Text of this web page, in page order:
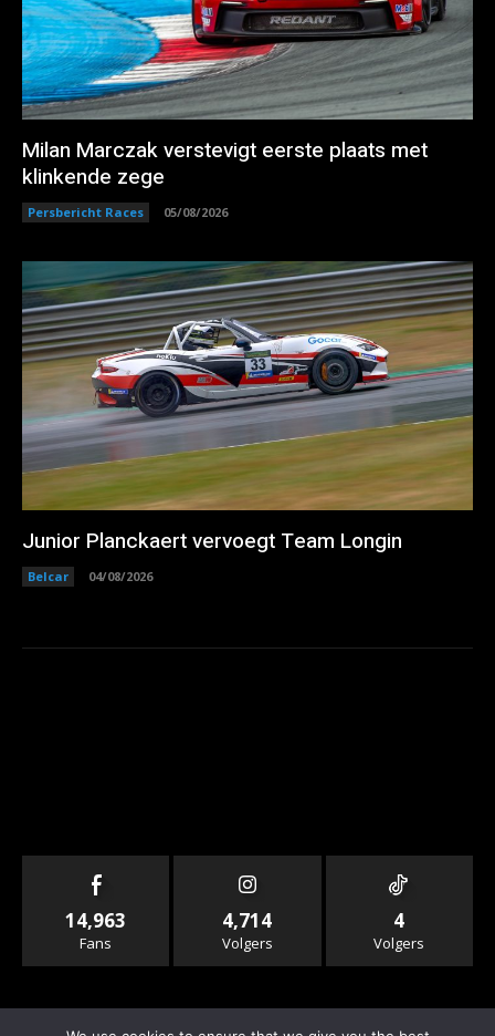
Milan Marczak verstevigt eerste plaats met
klinkende zege
Persbericht Races 05/08/2026
Junior Planckaert vervoegt Team Longin
Belcar 04/08/2026
14,963
Fans
4,714
Volgers
4
Volgers